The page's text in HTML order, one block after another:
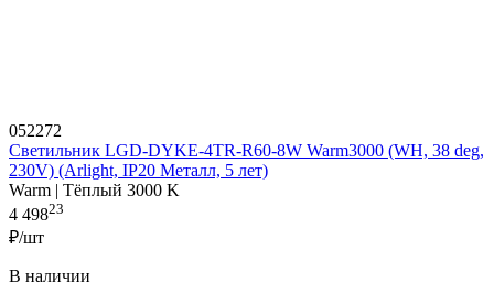
052272
Светильник LGD-DYKE-4TR-R60-8W Warm3000 (WH, 38 deg,
230V) (Arlight, IP20 Металл, 5 лет)
Warm | Тёплый 3000 K
4 49823
₽/шт
В наличии